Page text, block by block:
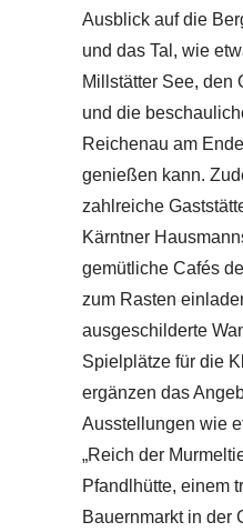
Ausblick auf die
und das Tal, wie
Millstätter See, den
und die
Reichenau am
genießen kann.
zahlreiche
Kärntner
gemütliche Cafés
zum Rasten
ausgeschilderte
Spielplätze für die
ergänzen das
Ausstellungen wie
„Reich der
Pfandlhütte, einem
Bauernmarkt in der